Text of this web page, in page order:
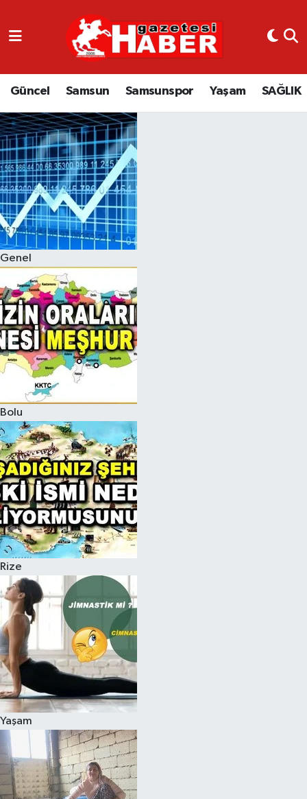
Güncel Samsun Samsunspor Yaşam SAĞLIK
Genel
Bolu
Rize
Yaşam
GÜNCEL
SAMSUN
SAMSUNSPOR
EKONOMİ
YAŞAM